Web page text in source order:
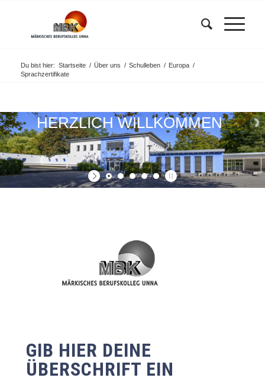
Du bist hier: Startseite / Über uns / Schulleben / Europa /
Sprachzertifikate
HERZLICH WILLKOMMEN
GIB HIER DEINE
ÜBERSCHRIFT EIN